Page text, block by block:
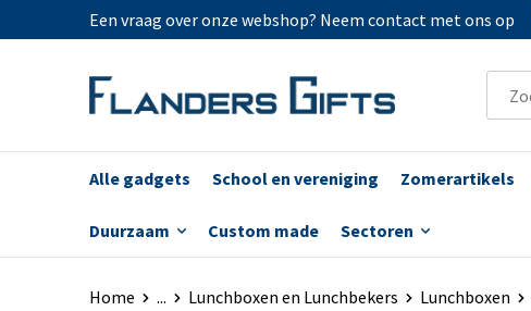
Een vraag over onze webshop? Neem contact met ons op
Alle gadgets School en vereniging Zomerartikels
Duurzaam Custom made Sectoren
Home ... Lunchboxen en Lunchbekers Lunchboxen